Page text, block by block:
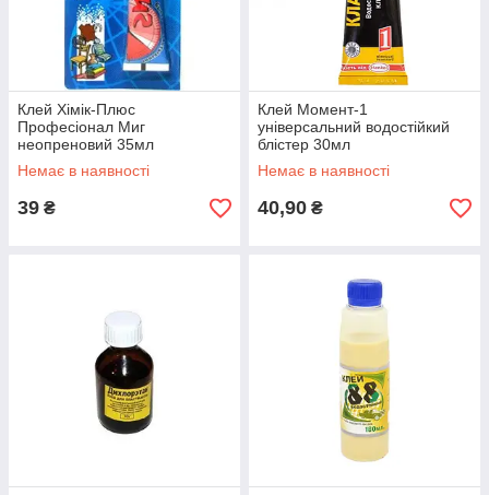
Клей Хімік-Плюс
Професіонал Миг
неопреновий 35мл
Немає в наявності
39 ₴
Клей Момент-1
універсальний водостійкий
блістер 30мл
Немає в наявності
40,90 ₴